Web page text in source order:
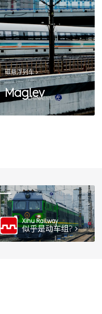
磁悬浮列车
Maglev
Xihu Railway
似乎是动车组?